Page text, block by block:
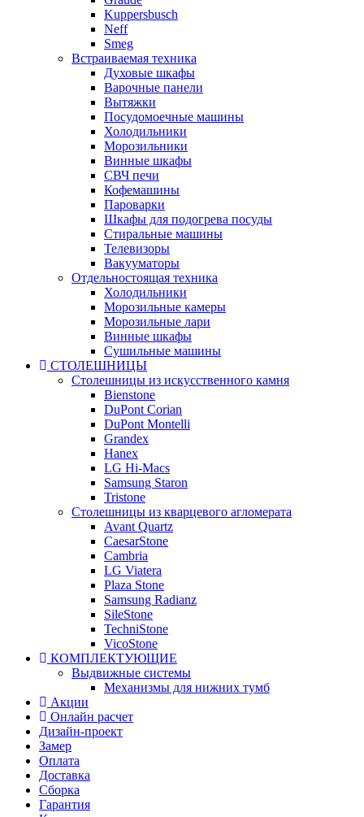
Kuppersbusch
Neff
Smeg
Встраиваемая техника
Духовые шкафы
Варочные панели
Вытяжки
Посудомоечные машины
Холодильники
Морозильники
Винные шкафы
СВЧ печи
Кофемашины
Пароварки
Шкафы для подогрева посуды
Стиральные машины
Телевизоры
Вакууматоры
Отдельностоящая техника
Холодильники
Морозильные камеры
Морозильные лари
Винные шкафы
Сушильные машины
СТОЛЕШНИЦЫ
Столешницы из искусственного камня
Bienstone
DuPont Corian
DuPont Montelli
Grandex
Hanex
LG Hi-Macs
Samsung Staron
Tristone
Столешницы из кварцевого агломерата
Avant Quartz
CaesarStone
Cambria
LG Viatera
Plaza Stone
Samsung Radianz
SileStone
TechniStone
VicoStone
КОМПЛЕКТУЮЩИЕ
Выдвижные системы
Механизмы для нижних тумб
Акции
Онлайн расчет
Дизайн-проект
Замер
Оплата
Доставка
Сборка
Гарантия